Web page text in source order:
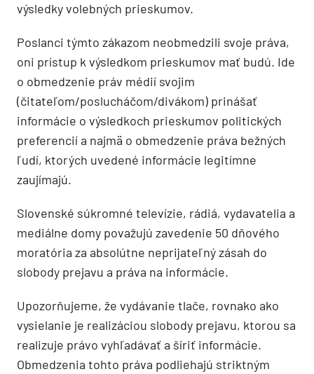
výsledky volebných prieskumov.
Poslanci týmto zákazom neobmedzili svoje práva,
oni prístup k výsledkom prieskumov mať budú. Ide
o obmedzenie práv médií svojim
(čitateľom/poslucháčom/divákom) prinášať
informácie o výsledkoch prieskumov politických
preferencií a najmä o obmedzenie práva bežných
ľudí, ktorých uvedené informácie legitímne
zaujímajú.
Slovenské súkromné televízie, rádiá, vydavatelia a
mediálne domy považujú zavedenie 50 dňového
moratória za absolútne neprijateľný zásah do
slobody prejavu a práva na informácie.
Upozorňujeme, že vydávanie tlače, rovnako ako
vysielanie je realizáciou slobody prejavu, ktorou sa
realizuje právo vyhľadávať a šíriť informácie.
Obmedzenia tohto práva podliehajú striktným